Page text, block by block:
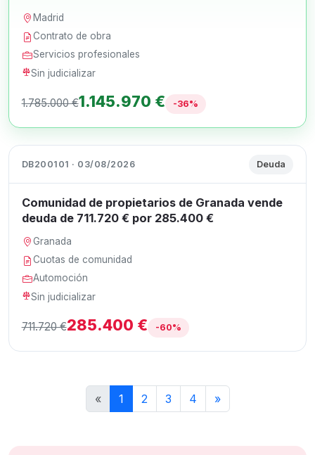
Madrid
Contrato de obra
Servicios profesionales
Sin judicializar
1.785.000 €1.145.970 € -36%
DB200101 · 03/08/2026 Deuda
Comunidad de propietarios de Granada vende
deuda de 711.720 € por 285.400 €
Granada
Cuotas de comunidad
Automoción
Sin judicializar
711.720 €285.400 € -60%
« 1 2 3 4 »